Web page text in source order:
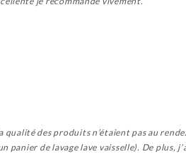
des produits n’étaient pas au
de lavage lave vaisselle). De plus,